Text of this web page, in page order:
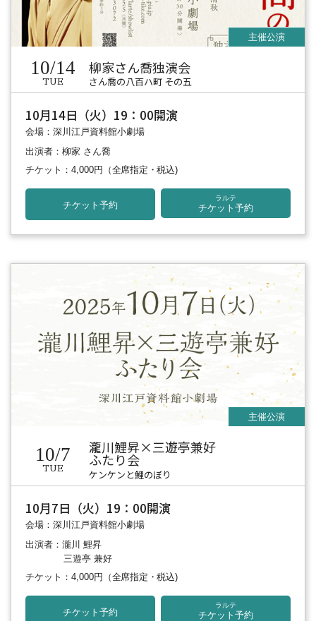
10/14
TUE
柳家さん喬独演会
さん喬の八百ハ町 その五
10月14日（火）19：00開演
会場：深川江戸資料館小劇場
出演者：柳家 さん喬
チケット：4,000円
（全席指定・税込)
チケット予約
ラルテ
チケット予約
10/7
TUE
瀧川鯉昇×三遊亭兼好
ふたり会
ケンケンと鯉のぼり
10月7日（火）19：00開演
会場：深川江戸資料館小劇場
出演者：瀧川 鯉昇
三遊亭 兼好
チケット：4,000円
（全席指定・税込)
チケット予約
ラルテ
チケット予約